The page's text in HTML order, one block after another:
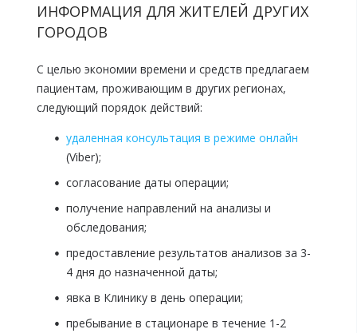
ИНФОРМАЦИЯ ДЛЯ ЖИТЕЛЕЙ ДРУГИХ
ГОРОДОВ
С целью экономии времени и средств предлагаем
пациентам, проживающим в других регионах,
следующий порядок действий:
удаленная консультация в режиме онлайн
(Viber);
согласование даты операции;
получение направлений на анализы и
обследования;
предоставление результатов анализов за 3-
4 дня до назначенной даты;
явка в Клинику в день операции;
пребывание в стационаре в течение 1-2